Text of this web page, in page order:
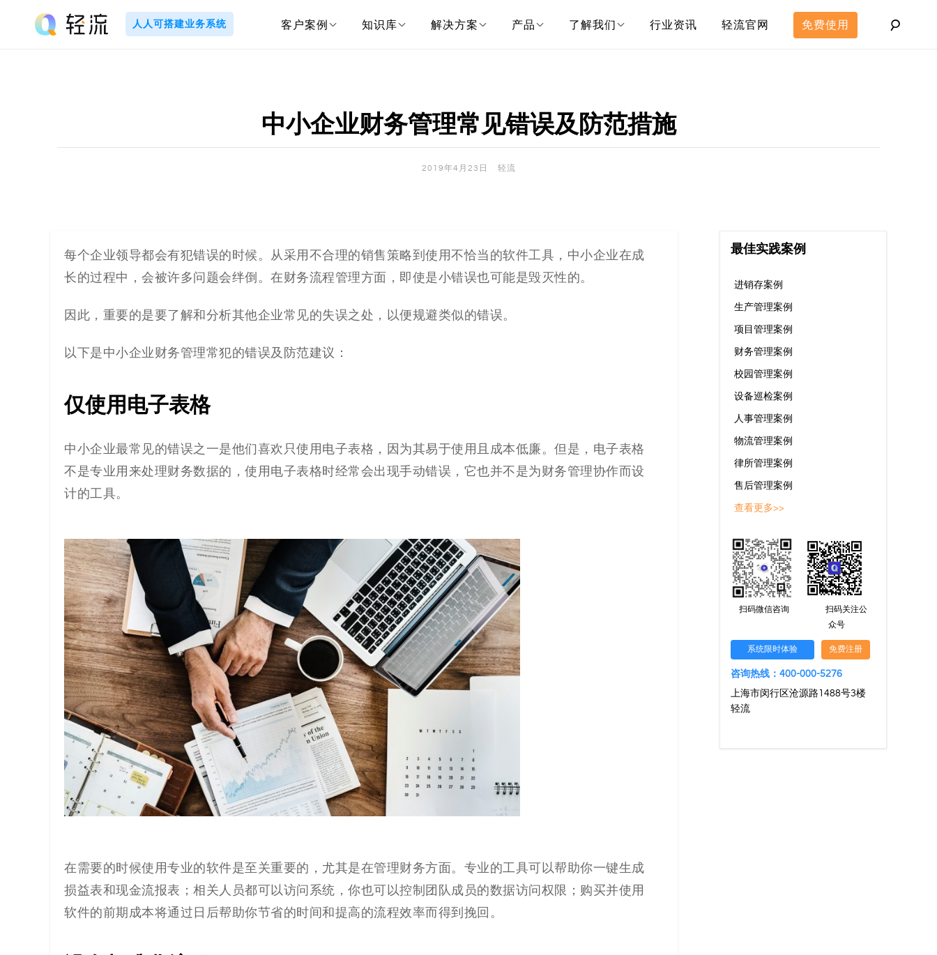
content
人人可搭建业务系统 客户案例 知识库 解决方案 产品 了解我们 行业资讯 轻流官网 免费使用
中小企业财务管理常见错误及防范措施
2019年4月23日 轻流
每个企业领导都会有犯错误的时候。从采用不合理的销售策略到使用不恰当的软件工具，中小企业在成
长的过程中，会被许多问题会绊倒。在财务流程管理方面，即使是小错误也可能是毁灭性的。
因此，重要的是要了解和分析其他企业常见的失误之处，以便规避类似的错误。
以下是中小企业财务管理常犯的错误及防范建议：
仅使用电子表格
中小企业最常见的错误之一是他们喜欢只使用电子表格，因为其易于使用且成本低廉。但是，电子表格
不是专业用来处理财务数据的，使用电子表格时经常会出现手动错误，它也并不是为财务管理协作而设
计的工具。
在需要的时候使用专业的软件是至关重要的，尤其是在管理财务方面。专业的工具可以帮助你一键生成
损益表和现金流报表；相关人员都可以访问系统，你也可以控制团队成员的数据访问权限；购买并使用
软件的前期成本将通过日后帮助你节省的时间和提高的流程效率而得到挽回。
最佳实践案例
进销存案例
生产管理案例
项目管理案例
财务管理案例
校园管理案例
设备巡检案例
人事管理案例
物流管理案例
律所管理案例
售后管理案例
查看更多>>
扫码微信咨询
扫码关注公
众号
系统限时体验 免费注册
咨询热线：400-000-5276
上海市闵行区沧源路1488号3楼
轻流